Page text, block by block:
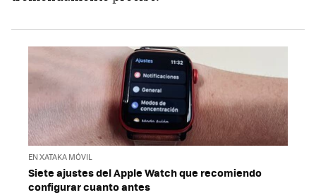
EN XATAKA MÓVIL
Siete ajustes del Apple Watch que recomiendo
configurar cuanto antes